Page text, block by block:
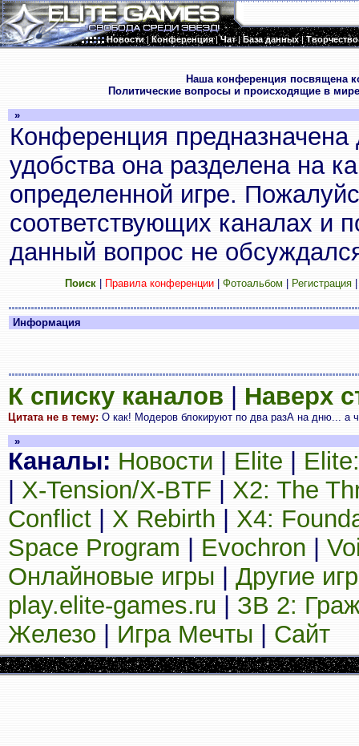
Новости|Конференция|Чат|База данных|Творчество
Наша конференция посвящена
Политические вопросы и происходящие в
»
Конференция
удобства она разделена на
определенной игре.
соответствующих каналах и
данный вопрос не
Поиск| Правила конференции| Фотоальбом Регистрация
Информация
К списку каналов Наверх
Цитата не в тему: О как! Модеров блокируют по два разА на дню... а
»
Каналы: Новости Elite
X-Tension/X-BTF
X2: The
Conflict
X Rebirth
X4:
Space Program
Evochron
Онлайновые игры
Другие
play.elite-games.ru
ЗВ 2:
Железо
Игра Мечты Сайт